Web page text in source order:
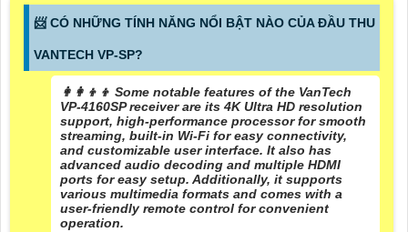
📨 CÓ NHỮNG TÍNH NĂNG NỔI BẬT NÀO CỦA ĐẦU THU
VANTECH VP-SP?
👩‍👩‍👦‍👦 Some notable features of the VanTech
VP-4160SP receiver are its 4K Ultra HD resolution
support, high-performance processor for smooth
streaming, built-in Wi-Fi for easy connectivity,
and customizable user interface. It also has
advanced audio decoding and multiple HDMI
ports for easy setup. Additionally, it supports
various multimedia formats and comes with a
user-friendly remote control for convenient
operation.